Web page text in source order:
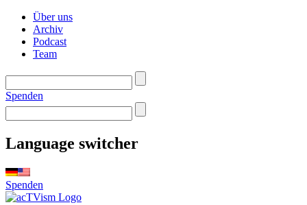
Über uns
Archiv
Podcast
Team
Spenden
Language switcher
Spenden